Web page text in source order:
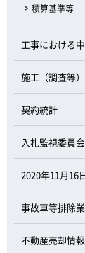
積算基準等
工事における
施工（調査等
契約統計
入札監視委員
2020年11月16
事故車等排除
不動産売却情報